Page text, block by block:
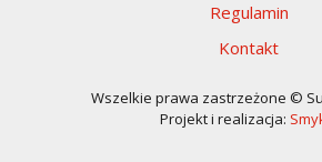
Regulamin
Kontakt
Wszelkie prawa zastrzeżone ©
Projekt i realizacja: